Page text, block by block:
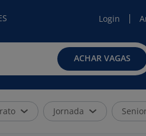
Login
ACHAR VAGAS
Jornada